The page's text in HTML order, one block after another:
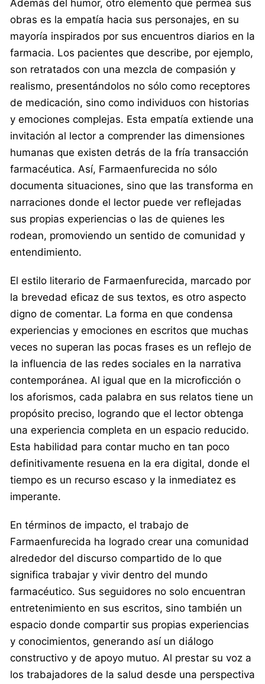
Además del humor, otro elemento que permea sus
obras es la empatía hacia sus personajes, en su
mayoría inspirados por sus encuentros diarios en la
farmacia. Los pacientes que describe, por ejemplo,
son retratados con una mezcla de compasión y
realismo, presentándolos no sólo como receptores
de medicación, sino como individuos con historias
y emociones complejas. Esta empatía extiende una
invitación al lector a comprender las dimensiones
humanas que existen detrás de la fría transacción
farmacéutica. Así, Farmaenfurecida no sólo
documenta situaciones, sino que las transforma en
narraciones donde el lector puede ver reflejadas
sus propias experiencias o las de quienes les
rodean, promoviendo un sentido de comunidad y
entendimiento.
El estilo literario de Farmaenfurecida, marcado por
la brevedad eficaz de sus textos, es otro aspecto
digno de comentar. La forma en que condensa
experiencias y emociones en escritos que muchas
veces no superan las pocas frases es un reflejo de
la influencia de las redes sociales en la narrativa
contemporánea. Al igual que en la microficción o
los aforismos, cada palabra en sus relatos tiene un
propósito preciso, logrando que el lector obtenga
una experiencia completa en un espacio reducido.
Esta habilidad para contar mucho en tan poco
definitivamente resuena en la era digital, donde el
tiempo es un recurso escaso y la inmediatez es
imperante.
En términos de impacto, el trabajo de
Farmaenfurecida ha logrado crear una comunidad
alrededor del discurso compartido de lo que
significa trabajar y vivir dentro del mundo
farmacéutico. Sus seguidores no solo encuentran
entretenimiento en sus escritos, sino también un
espacio donde compartir sus propias experiencias
y conocimientos, generando así un diálogo
constructivo y de apoyo mutuo. Al prestar su voz a
los trabajadores de la salud desde una perspectiva